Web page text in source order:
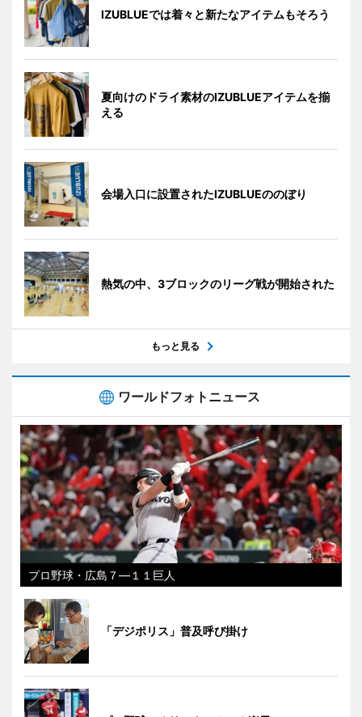
IZUBLUEでは着々と新たなアイテムもそろう
夏向けのドライ素材のIZUBLUEアイテムを揃
える
会場入口に設置されたIZUBLUEののぼり
熱気の中、3ブロックのリーグ戦が開始された
もっと見る
ワールドフォトニュース
プロ野球・広島７―１１巨人
「デジポリス」普及呼び掛け